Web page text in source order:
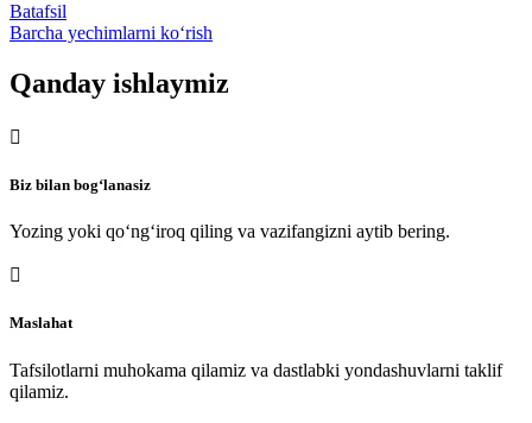
Batafsil
Barcha yechimlarni ko‘rish
Qanday ishlaymiz

Biz bilan bog‘lanasiz
Yozing yoki qo‘ng‘iroq qiling va vazifangizni aytib bering.

Maslahat
Tafsilotlarni muhokama qilamiz va dastlabki yondashuvlarni taklif
qilamiz.